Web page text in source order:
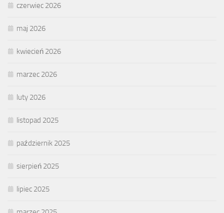
czerwiec 2026
maj 2026
kwiecień 2026
marzec 2026
luty 2026
listopad 2025
październik 2025
sierpień 2025
lipiec 2025